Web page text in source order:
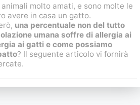
molto amati, e sono molte le
avere in casa un gatto.
una percentuale non del tutto
umana soffre di allergia ai
ai gatti e come possiamo
? Il seguente articolo vi fornirà